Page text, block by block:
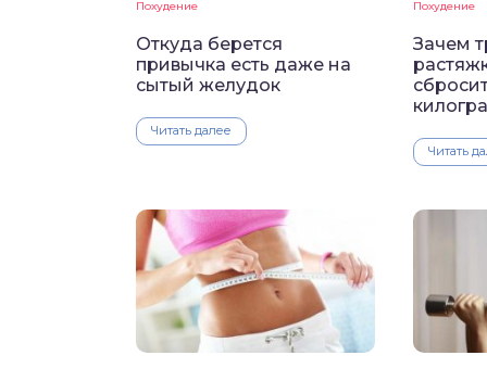
Похудение
Откуда берется
привычка есть даже на
сытый желудок
Читать далее
Похудение
Зачем
Читать